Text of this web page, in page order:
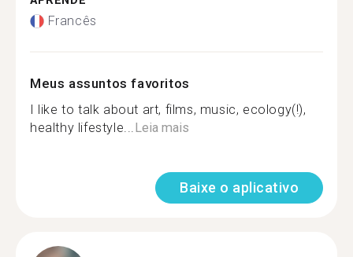
Francês
Meus assuntos favoritos
I like to talk about art, films, music, ecology(!),
healthy lifestyle...Leia mais
Baixe o aplicativo